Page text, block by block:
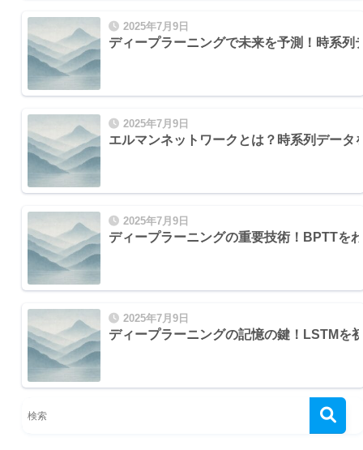
2025年7月9日
ディープラーニングで未来を予測！時系列
2025年7月9日
エルマンネットワークとは？時系列デー
2025年7月9日
ディープラーニングの重要技術！BPTTを
2025年7月9日
ディープラーニングの記憶の鍵！LSTMを